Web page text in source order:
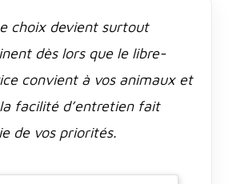
choix devient surtout
dès lors que le libre-
convient à vos animaux et
facilité d’entretien fait
de vos priorités.